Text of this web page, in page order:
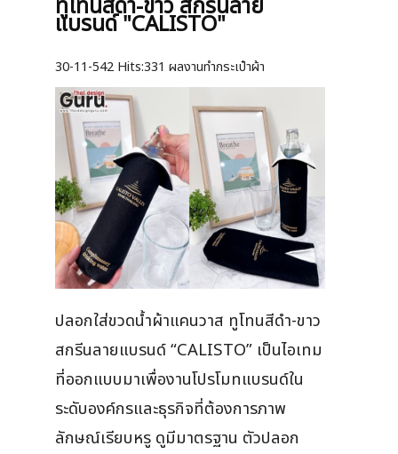
ทูโทนสีดำ-ขาว สกรีนลาย
แบรนด์ "CALISTO"
30-11-542 Hits:331 ผลงานทำกระเป๋าผ้า
ปลอกใส่ขวดน้ำผ้าแคนวาส ทูโทนสีดำ-ขาว
สกรีนลายแบรนด์ “CALISTO” เป็นไอเทม
ที่ออกแบบมาเพื่องานโปรโมทแบรนด์ใน
ระดับองค์กรและธุรกิจที่ต้องการภาพ
ลักษณ์เรียบหรู ดูมีมาตรฐาน ตัวปลอก